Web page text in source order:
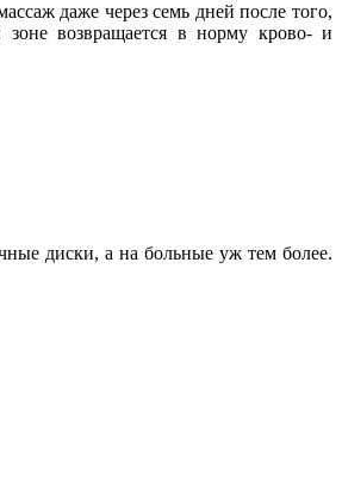
даже через семь дней после того,
возвращается в норму крово- и
диски, а на больные уж тем более.